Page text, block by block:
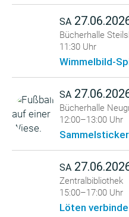
SA
Bücherhalle
11:30 Uhr
Wimmelbild-
SA
Bücherhalle
12:00–13:00 Uhr
SA
Zentralbibliothek
15:00–17:00 Uhr
Löten